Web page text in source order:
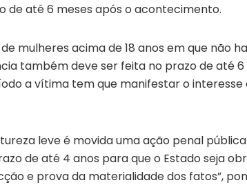
de até 6 meses após o acontecimento.
mulheres acima de 18 anos em que não
também deve ser feita no prazo de até
a vítima tem que manifestar o
leve é movida uma ação penal
de até 4 anos para que o Estado seja
e prova da materialidade dos fatos”,